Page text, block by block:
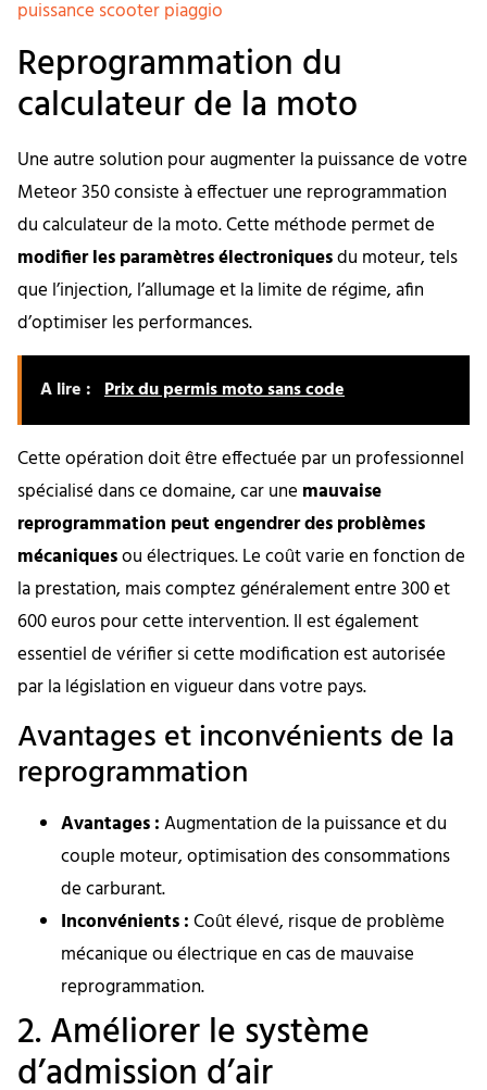
puissance scooter piaggio
Reprogrammation du
calculateur de la moto
Une autre solution pour augmenter la puissance de votre
Meteor 350 consiste à effectuer une reprogrammation
du calculateur de la moto. Cette méthode permet de
modifier les paramètres électroniquesdu moteur, tels
que l’injection, l’allumage et la limite de régime, afin
d’optimiser les performances.
A lire : Prix du permis moto sans code
Cette opération doit être effectuée par un professionnel
spécialisé dans ce domaine, car une mauvaise
reprogrammation peut engendrer des problèmes
mécaniquesou électriques. Le coût varie en fonction de
la prestation, mais comptez généralement entre 300 et
600 euros pour cette intervention. Il est également
essentiel de vérifier si cette modification est autorisée
par la législation en vigueur dans votre pays.
Avantages et inconvénients de la
reprogrammation
Avantages :Augmentation de la puissance et du
couple moteur, optimisation des consommations
de carburant.
Inconvénients :Coût élevé, risque de problème
mécanique ou électrique en cas de mauvaise
reprogrammation.
2. Améliorer le système
d’admission d’air